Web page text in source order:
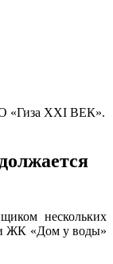
«Гиза XXI ВЕК».
нескольких
ЖК «Дом у воды»